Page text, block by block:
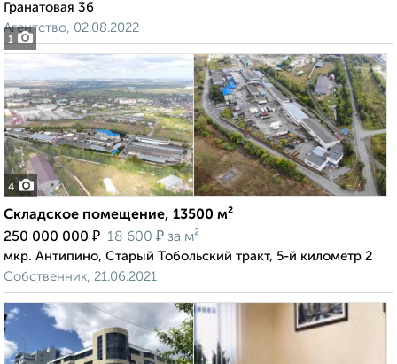
1
Гранатовая 36
Агентство, 02.08.2022
4
Складское помещение, 13500 м²
250 000 000 ₽ 18 600 ₽ за м²
мкр. Антипино, Старый Тобольский тракт, 5-й километр 2
Собственник, 21.06.2021